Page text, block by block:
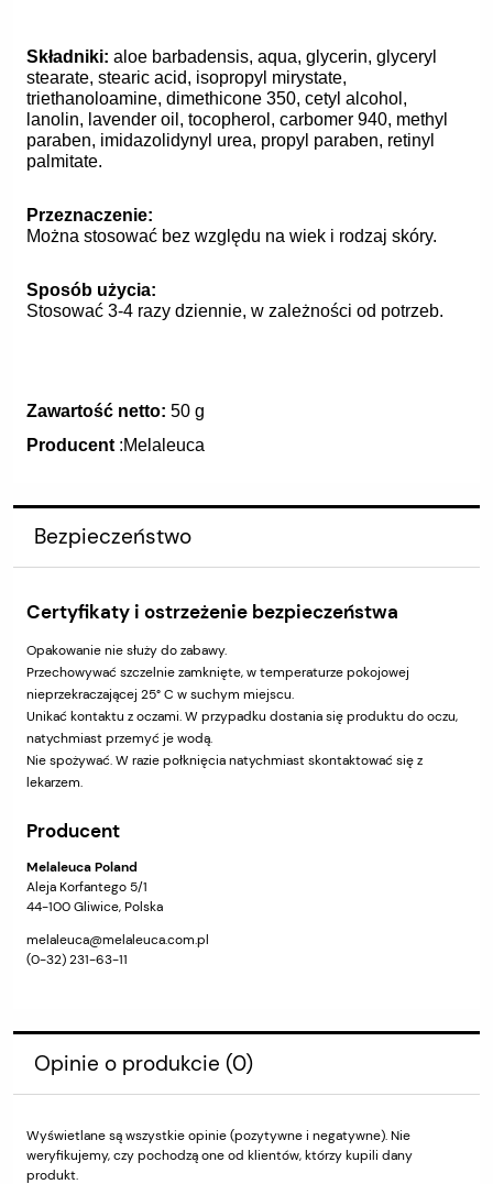
Składniki: aloe barbadensis, aqua, glycerin, glyceryl
stearate, stearic acid, isopropyl mirystate,
triethanoloamine, dimethicone 350, cetyl alcohol,
lanolin, lavender oil, tocopherol, carbomer 940, methyl
paraben, imidazolidynyl urea, propyl paraben, retinyl
palmitate.
Przeznaczenie:
Można stosować bez względu na wiek i rodzaj skóry.
Sposób użycia:
Stosować 3-4 razy dziennie, w zależności od potrzeb.
Zawartość netto: 50 g
Producent :Melaleuca
Bezpieczeństwo
Certyfikaty i ostrzeżenie bezpieczeństwa
Opakowanie nie służy do zabawy.
Przechowywać szczelnie zamknięte, w temperaturze pokojowej
nieprzekraczającej 25° C w suchym miejscu.
Unikać kontaktu z oczami. W przypadku dostania się produktu do oczu,
natychmiast przemyć je wodą.
Nie spożywać. W razie połknięcia natychmiast skontaktować się z
lekarzem.
Producent
Melaleuca Poland
Aleja Korfantego 5/1
44-100 Gliwice, Polska
melaleuca@melaleuca.com.pl
(0-32) 231-63-11
Opinie o produkcie (0)
Wyświetlane są wszystkie opinie (pozytywne i negatywne). Nie
weryfikujemy, czy pochodzą one od klientów, którzy kupili dany
produkt.